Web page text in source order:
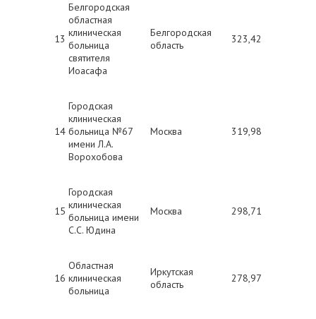
13
Белгородская
областная
клиническая
больница
святителя
Иоасафа
Белгородская
область
323,42
14
Городская
клиническая
больница №67
имени Л.А.
Ворохобова
Москва 319,98
15
Городская
клиническая
больница имени
С.С. Юдина
Москва 298,71
16
Областная
клиническая
больница
Иркутская
область
278,97